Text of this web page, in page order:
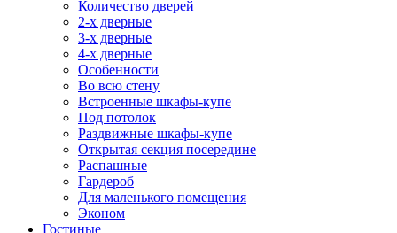
Количество дверей
2-х дверные
3-х дверные
4-х дверные
Особенности
Во всю стену
Встроенные шкафы-купе
Под потолок
Раздвижные шкафы-купе
Открытая секция посередине
Распашные
Гардероб
Для маленького помещения
Эконом
Гостиные